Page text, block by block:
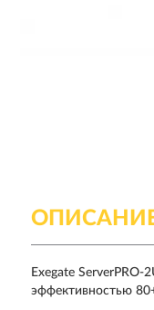
Exegate
эффективностью